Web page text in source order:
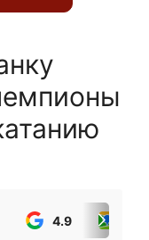
4.9